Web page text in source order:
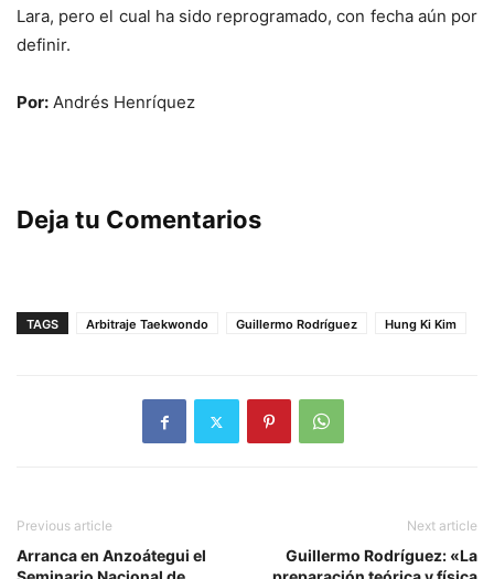
Lara, pero el cual ha sido reprogramado, con fecha aún por
definir.
Por: Andrés Henríquez
Deja tu Comentarios
TAGS Arbitraje Taekwondo Guillermo Rodríguez Hung Ki Kim
Previous article
Arranca en Anzoátegui el
Next article
Guillermo Rodríguez: «La